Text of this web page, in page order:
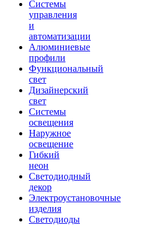
Системы
управления
и
автоматизации
Алюминиевые
профили
Функциональный
свет
Дизайнерский
свет
Системы
освещения
Наружное
освещение
Гибкий
неон
Светодиодный
декор
Электроустановочные
изделия
Светодиоды